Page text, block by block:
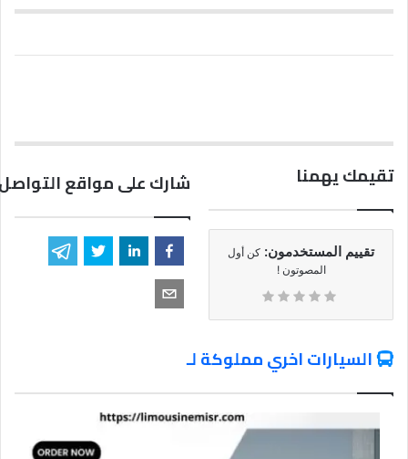
تقيمك يهمنا
تقييم المستخدمون: كن أول
المصوتون !
شارك على مواقع
السيارات اخري مملوكة لـ